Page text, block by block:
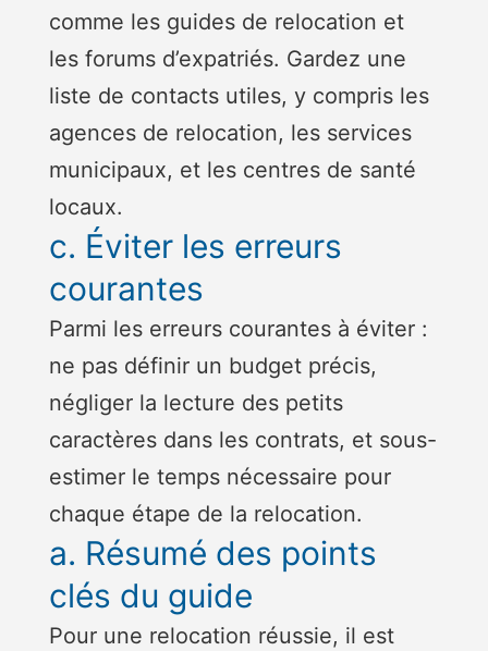
comme les guides de relocation et
les forums d’expatriés. Gardez une
liste de contacts utiles, y compris les
agences de relocation, les services
municipaux, et les centres de santé
locaux.
c. Éviter les erreurs
courantes
Parmi les erreurs courantes à éviter :
ne pas définir un budget précis,
négliger la lecture des petits
caractères dans les contrats, et sous-
estimer le temps nécessaire pour
chaque étape de la relocation.
a. Résumé des points
clés du guide
Pour une relocation réussie, il est